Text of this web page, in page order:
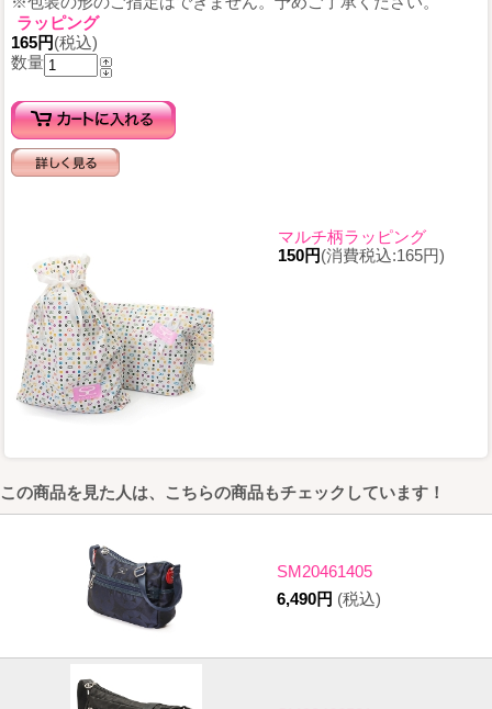
ラッピング
165円(税込)
数量
マルチ柄ラッピング
150円(消費税込:165円)
この商品を見た人は、こちらの商品もチェックしています！
SM20461405
6,490円 (税込)